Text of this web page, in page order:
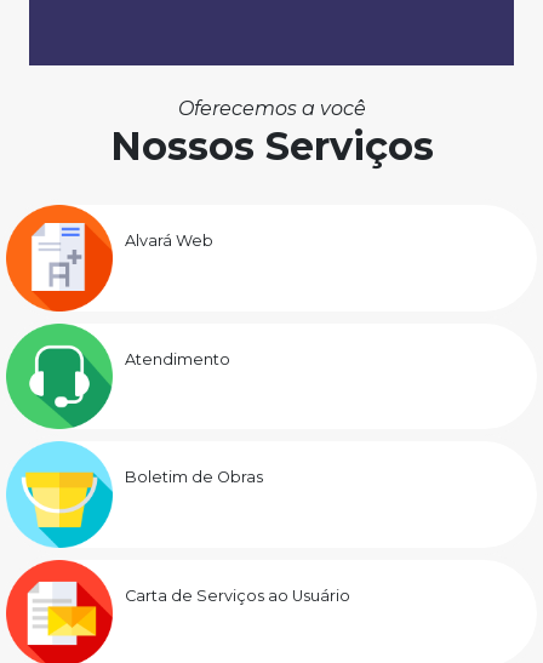
Oferecemos a você
Nossos Serviços
Alvará Web
Atendimento
Boletim de Obras
Carta de Serviços ao Usuário